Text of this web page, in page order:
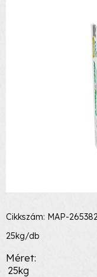
Cikkszám: MAP-
25kg/db
Méret
25kg